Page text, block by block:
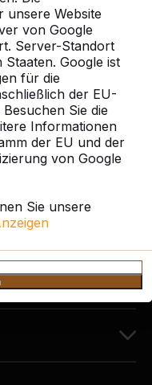
unsere Website
von Google
Server-Standort
Staaten. Google ist
für die
der EU-
Sie die
Informationen
der EU und der
von Google
Sie unsere